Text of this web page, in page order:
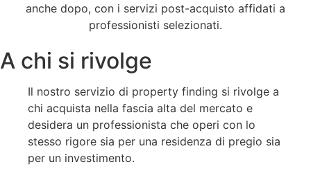
anche dopo, con i servizi post-acquisto affidati a
professionisti selezionati.
A chi si rivolge
Il nostro servizio di property finding si rivolge a
chi acquista nella fascia alta del mercato e
desidera un professionista che operi con lo
stesso rigore sia per una residenza di pregio sia
per un investimento.